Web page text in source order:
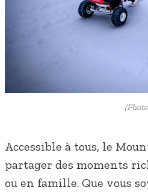
Accessible à tous, le
partager des moments
ou en famille. Que vous